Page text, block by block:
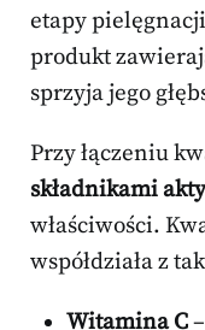
etapy
produkt
sprzyja jego
Przy łączeniu
składnikami
właściwości.
współdziała z
Witamina C